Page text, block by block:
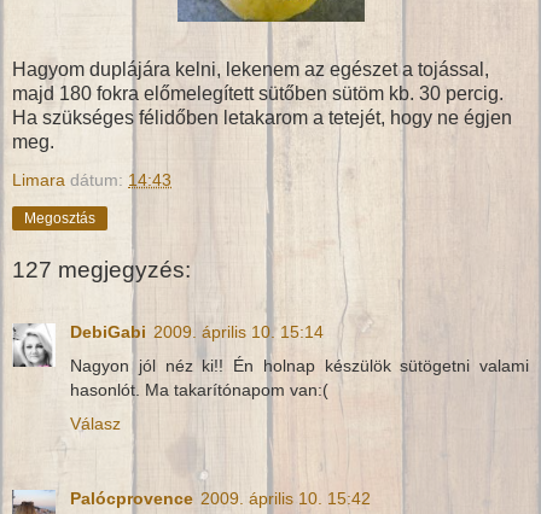
Hagyom duplájára kelni, lekenem az egészet a tojással,
majd 180 fokra előmelegített sütőben sütöm kb. 30 percig.
Ha szükséges félidőben letakarom a tetejét, hogy ne égjen
meg.
Limara dátum: 14:43
Megosztás
127 megjegyzés:
DebiGabi 2009. április 10. 15:14
Nagyon jól néz ki!! Én holnap készülök sütögetni valami
hasonlót. Ma takarítónapom van:(
Válasz
Palócprovence 2009. április 10. 15:42